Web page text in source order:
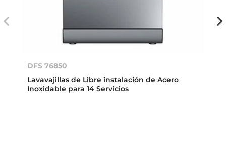
DFS 76850
Lavavajillas de Libre instalación de Acero
Inoxidable para 14 Servicios